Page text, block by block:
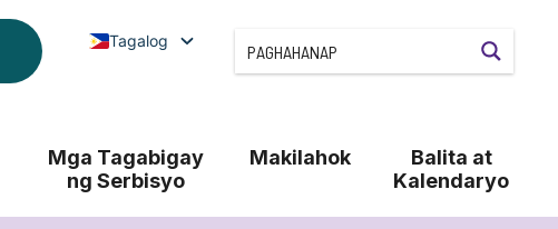
Tagalog
Mga Tagabigay
ng Serbisyo
Makilahok
Balita at
Kalendaryo